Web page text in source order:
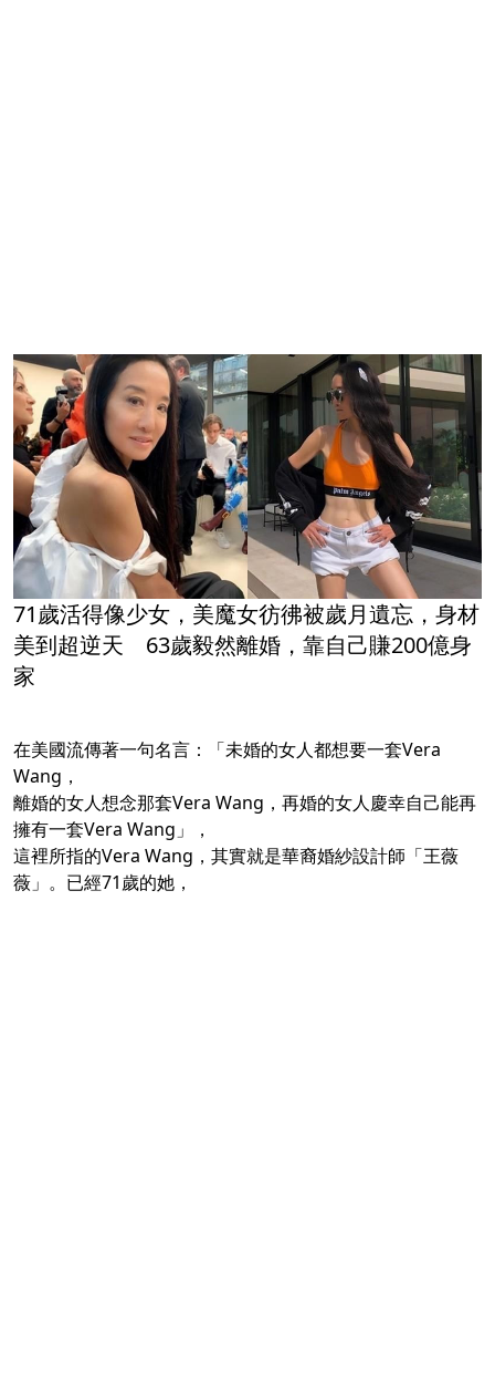
71歲活得像少女，美魔女彷彿被歲月遺忘，身材
美到超逆天 63歲毅然離婚，靠自己賺200億身
家
在美國流傳著一句名言：「未婚的女人都想要一套Vera
Wang，
離婚的女人想念那套Vera Wang，再婚的女人慶幸自己能再
擁有一套Vera Wang」，
這裡所指的Vera Wang，其實就是華裔婚紗設計師「王薇
薇」。已經71歲的她，